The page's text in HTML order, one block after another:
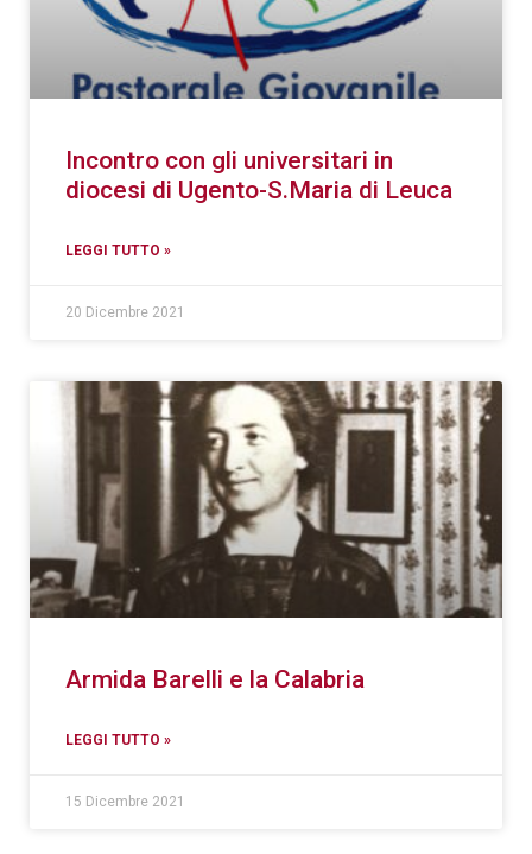
Incontro con gli universitari in
diocesi di Ugento-S.Maria di Leuca
LEGGI TUTTO »
20 Dicembre 2021
Armida Barelli e la Calabria
LEGGI TUTTO »
15 Dicembre 2021